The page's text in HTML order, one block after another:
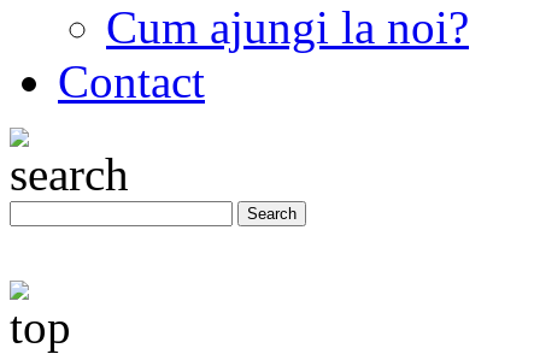
Cum ajungi la noi?
Contact